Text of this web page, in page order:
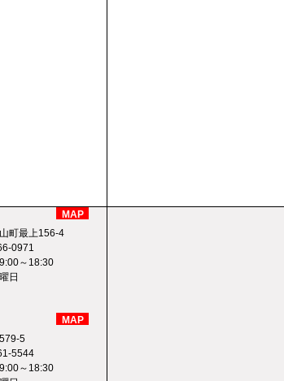
MAP
町最上156-4
0971
～18:30
日
MAP
5
5544
～18:30